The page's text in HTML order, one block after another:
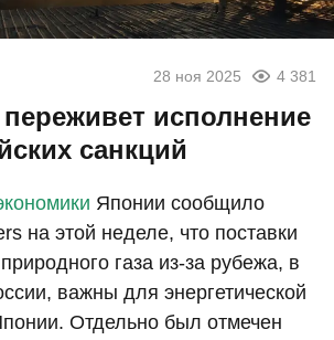
28 ноя 2025 4 381
исполнение
санкций
Японии сообщило
на этой неделе, что поставки
газа из-за рубежа, в
важны для энергетической
Отдельно был отмечен